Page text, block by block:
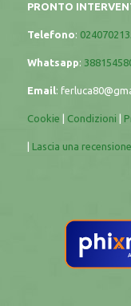
PRONTO
Telefono:
Whatsapp:
Email:
Cookie Condizioni
Lascia una recensione